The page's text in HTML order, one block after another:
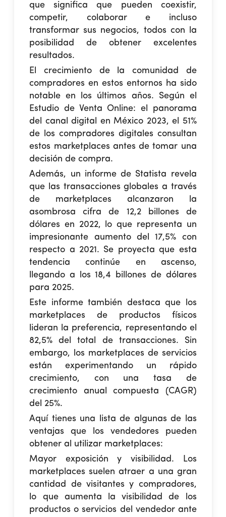
que significa que pueden coexistir,
competir, colaborar e incluso
transformar sus negocios, todos con la
posibilidad de obtener excelentes
resultados.
El crecimiento de la comunidad de
compradores en estos entornos ha sido
notable en los últimos años. Según el
Estudio de Venta Online: el panorama
del canal digital en México 2023, el 51%
de los compradores digitales consultan
estos marketplaces antes de tomar una
decisión de compra.
Además, un informe de Statista revela
que las transacciones globales a través
de marketplaces alcanzaron la
asombrosa cifra de 12,2 billones de
dólares en 2022, lo que representa un
impresionante aumento del 17,5% con
respecto a 2021. Se proyecta que esta
tendencia continúe en ascenso,
llegando a los 18,4 billones de dólares
para 2025.
Este informe también destaca que los
marketplaces de productos físicos
lideran la preferencia, representando el
82,5% del total de transacciones. Sin
embargo, los marketplaces de servicios
están experimentando un rápido
crecimiento, con una tasa de
crecimiento anual compuesta (CAGR)
del 25%.
Aquí tienes una lista de algunas de las
ventajas que los vendedores pueden
obtener al utilizar marketplaces:
Mayor exposición y visibilidad.
Los
marketplaces suelen atraer a una gran
cantidad de visitantes y compradores,
lo que aumenta la visibilidad de los
productos o servicios del vendedor ante